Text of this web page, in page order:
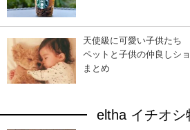
天使級に可愛い子供たち
ペットと子供の仲良しシ
まとめ
eltha イチオシ